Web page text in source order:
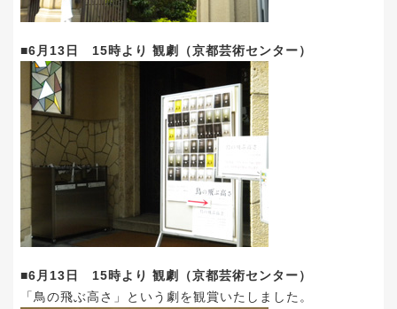
■6月13日 15時より 観劇（京都芸術センター）
■6月13日 15時より 観劇（京都芸術センター）
「鳥の飛ぶ高さ」という劇を観賞いたしました。